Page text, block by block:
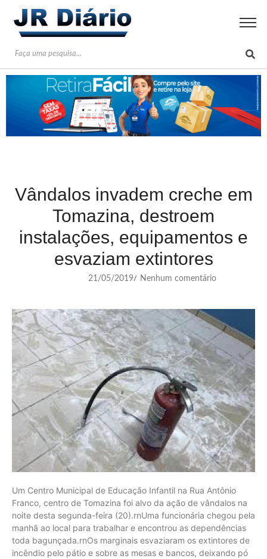
Vândalos invadem creche em
Tomazina, destroem
instalações, equipamentos e
esvaziam extintores
21/05/2019/ Nenhum comentário
Um Centro Municipal de Educação Infantil na Rua Antônio
Franco, centro de Tomazina foi alvo da ação de vândalos na
noite desta segunda-feira (20).rnUma funcionária chegou pela
manhã ao local para trabalhar e encontrou as dependências
toda bagunçada.rnOs marginais esvaziaram os extintores de
incêndio pelo pátio e sobre as mesas e bancos, deixando pó